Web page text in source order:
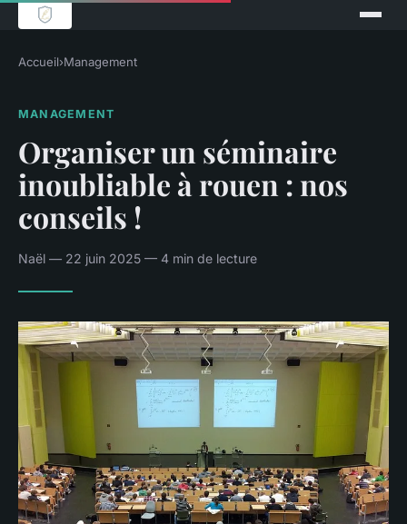
Accueil›Management
MANAGEMENT
Organiser un séminaire
inoubliable à rouen : nos
conseils !
Naël — 22 juin 2025 — 4 min de lecture